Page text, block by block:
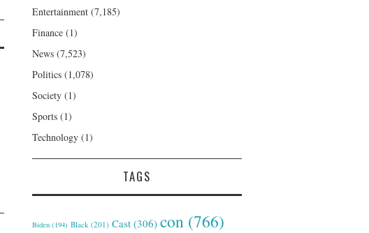
Entertainment (7,185)
Finance (1)
News (7,523)
Politics (1,078)
Society (1)
Sports (1)
Technology (1)
TAGS
Biden (194) Black (201) Cast (306) con (766)